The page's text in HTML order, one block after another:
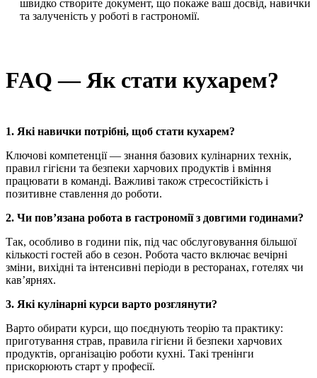
швидко створите документ, що покаже ваш досвід, навички
та залученість у роботі в гастрономії.
FAQ — Як стати кухарем?
1. Які навички потрібні, щоб стати кухарем?
Ключові компетенції — знання базових кулінарних технік,
правил гігієни та безпеки харчових продуктів і вміння
працювати в команді. Важливі також стресостійкість і
позитивне ставлення до роботи.
2. Чи пов’язана робота в гастрономії з довгими годинами?
Так, особливо в години пік, під час обслуговування більшої
кількості гостей або в сезон. Робота часто включає вечірні
зміни, вихідні та інтенсивні періоди в ресторанах, готелях чи
кав’ярнях.
3. Які кулінарні курси варто розглянути?
Варто обирати курси, що поєднують теорію та практику:
приготування страв, правила гігієни й безпеки харчових
продуктів, організацію роботи кухні. Такі тренінги
прискорюють старт у професії.